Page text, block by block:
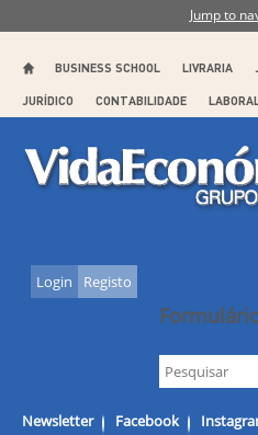
Jump to
BUSINESS SCHOOL LIVRARIA
JURÍDICO CONTABILIDADE
Login Registo
Newsletter Facebook